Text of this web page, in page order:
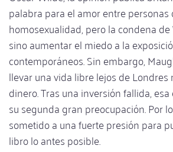
palabra para el amor entre personas
homosexualidad, pero la condena
sino aumentar el miedo a la
contemporáneos. Sin embargo,
llevar una vida libre lejos de
dinero. Tras una inversión fallida,
su segunda gran preocupación. Por
sometido a una fuerte presión para
libro lo antes posible.